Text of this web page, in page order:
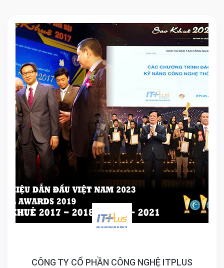
CÔNG TY CỔ PHẦN CÔNG NGHỆ ITPLUS